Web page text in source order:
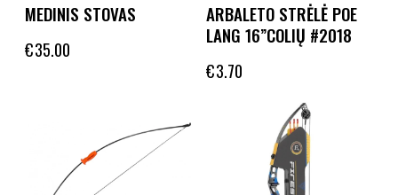
MEDINIS STOVAS
€35.00
ARBALETO STRĖLĖ POE
LANG 16”COLIŲ #2018
€3.70